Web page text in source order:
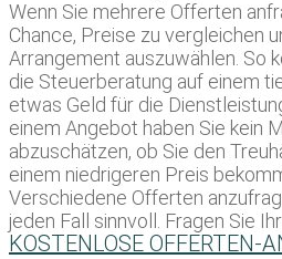
Wenn Sie mehrere Offerten
Chance, Preise zu vergleichen
Arrangement auszuwählen. So
die Steuerberatung auf einem
etwas Geld für die
einem Angebot haben Sie kein
abzuschätzen, ob Sie den
einem niedrigeren Preis
Verschiedene Offerten
jeden Fall sinnvoll. Fragen Sie
KOSTENLOSE OFFERTEN-